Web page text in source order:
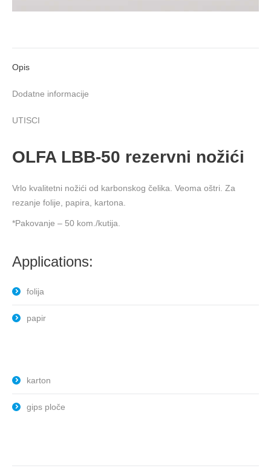
Opis
Dodatne informacije
UTISCI
OLFA LBB-50 rezervni nožići
Vrlo kvalitetni nožići od karbonskog čelika. Veoma oštri. Za
rezanje folije, papira, kartona.
*Pakovanje – 50 kom./kutija.
Applications:
folija
papir
karton
gips ploče